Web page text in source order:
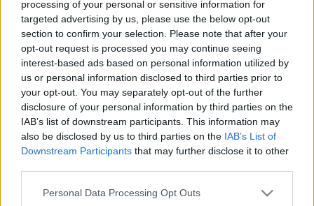
processing of your personal or sensitive information for
targeted advertising by us, please use the below opt-out
section to confirm your selection. Please note that after your
opt-out request is processed you may continue seeing
interest-based ads based on personal information utilized by
us or personal information disclosed to third parties prior to
your opt-out. You may separately opt-out of the further
disclosure of your personal information by third parties on the
IAB’s list of downstream participants. This information may
also be disclosed by us to third parties on the IAB’s List of
Downstream Participants that may further disclose it to other
Please note that this website/app uses one or more Google
Personal Data Processing Opt Outs
A megszokott hívásfogadási időszakokban.
VÉDIK A HŐSÉGTŐL A GYHG-S DOLGOZÓKAT
2024. június. 20. 17:03
Életbe léptette azokat az intézkedéseket a GYHG, amik a hőség
ellen védik a dolgozókat.
DÉZSI ELFUTOTT, PINTÉR BENCE MÉGIS
ÁTADTA NEKI A GYHG ELLENI KÚRIAI ÍTÉLETET
2024. május. 28. 06:51
Korábban emiatt vezették ki a Tiszta Szívvel a Városért
polgármesterjelöltjét a rendőrök a GYHG területéről.
MOST A GYŐRI VÁROSHÁZA FOLYOSÓJÁN
LÉPETT MEG PINTÉR BENCE ELŐL A GYHG